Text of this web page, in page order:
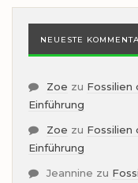
NEUESTE
Zoe zu Fossilien
Einführung
Zoe zu Fossilien
Einführung
Jeannine zu